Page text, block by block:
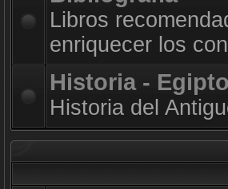
Libros
enriquecer los
Historia - Egipto
Historia del